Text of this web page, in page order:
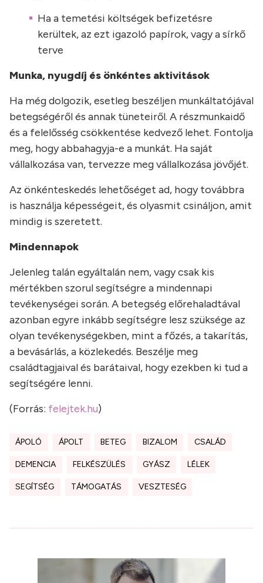
Ha a temetési költségek befizetésre
kerültek, az ezt igazoló papírok, vagy a sírkő
terve
Munka, nyugdíj és önkéntes aktivitások
Ha még dolgozik, esetleg beszéljen munkáltatójával
betegségéről és annak tüneteiről. A részmunkaidő
és a felelősség csökkentése kedvező lehet. Fontolja
meg, hogy abbahagyja-e a munkát. Ha saját
vállalkozása van, tervezze meg vállalkozása jövőjét.
Az önkénteskedés lehetőséget ad, hogy továbbra
is használja képességeit, és olyasmit csináljon, amit
mindig is szeretett.
Mindennapok
Jelenleg talán egyáltalán nem, vagy csak kis
mértékben szorul segítségre a mindennapi
tevékenységei során. A betegség előrehaladtával
azonban egyre inkább segítségre lesz szüksége az
olyan tevékenységekben, mint a főzés, a takarítás,
a bevásárlás, a közlekedés. Beszélje meg
családtagjaival és barátaival, hogy ezekben ki tud a
segítségére lenni.
(Forrás: felejtek.hu)
ÁPOLÓ ÁPOLT BETEG BIZALOM CSALÁD
DEMENCIA FELKÉSZÜLÉS GYÁSZ LÉLEK
SEGÍTSÉG TÁMOGATÁS VESZTESÉG